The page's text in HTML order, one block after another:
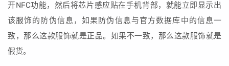
开NFC功能，然后将芯片感应贴在手机背部，就能立即显示出
该服饰的防伪信息，如果防伪信息与官方数据库中的信息一
致，那么这款服饰就是正品。如果不一致，那么这款服饰就是
假货。